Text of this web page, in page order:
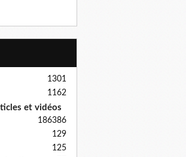
1301
1162
et vidéos
386
186
129
125